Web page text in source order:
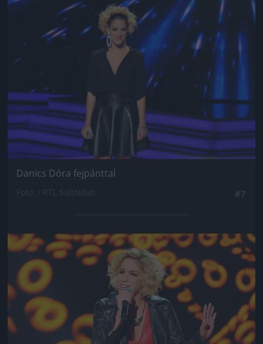
Jön még kép!
Danics Dóra fejpánttal
Jön még kép!